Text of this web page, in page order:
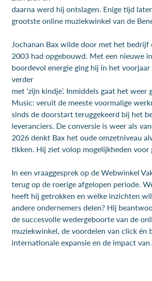
daarna werd hij ontslagen. Enige tijd
grootste online muziekwinkel van de
Jochanan Bax wilde door met het bedrijf
2003 had opgebouwd. Met een nieuwe
boordevol energie ging hij in het
verder
met ‘zijn kindje’. Inmiddels gaat het weer
Music: veruit de meeste voormalige
sinds de doorstart teruggekeerd bij het
leveranciers. De conversie is weer als
2026 denkt Bax het oude omzetniveau
tikken. Hij ziet volop mogelijkheden voor
In een vraaggesprek op de Webwinkel
terug op de roerige afgelopen periode.
heeft hij getrokken en welke inzichten
andere ondernemers delen? Hij
de succesvolle wedergeboorte van de
muziekwinkel, de voordelen van click én
internationale expansie en de impact van